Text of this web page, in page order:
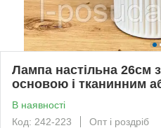
Лампа настільна 26см
основою і тканинним
В наявності
Код: 242-223
Опт і роздріб